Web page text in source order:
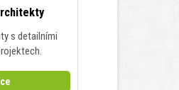
s detailními